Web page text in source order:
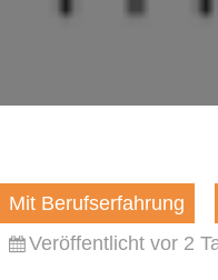
Mit Berufserfahrung
Veröffentlicht vor 2